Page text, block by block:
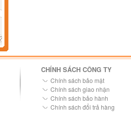
CHÍNH SÁCH CÔNG TY
Chính sách bảo mật
Chính sách giao nhận
Chính sách bảo hành
Chính sách đổi trả hàng